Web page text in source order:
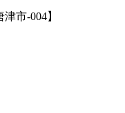
市-004】